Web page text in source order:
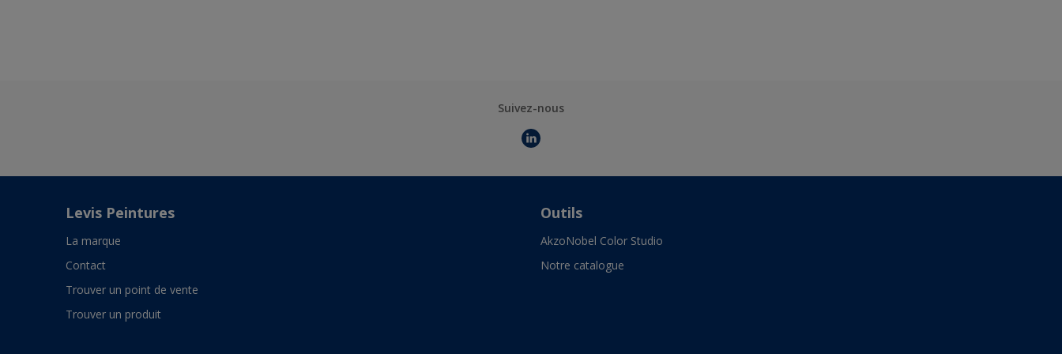
Suivez-nous
Levis Peintures
La marque
Contact
Trouver un point de vente
Trouver un produit
Outils
AkzoNobel Color Studio
Notre catalogue